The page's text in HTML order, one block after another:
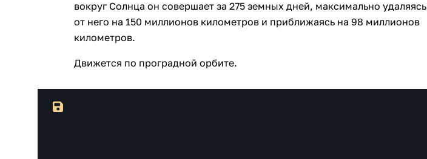
вокруг Солнца он совершает за 275 земных дней, максимально удаляясь
от него на 150 миллионов километров и приближаясь на 98 миллионов
километров.
Движется по проградной орбите.